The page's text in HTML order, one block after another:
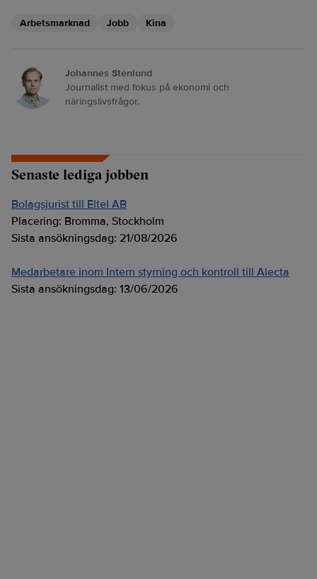
Arbetsmarknad Jobb Kina
Johannes Stenlund
Journalist med fokus på ekonomi och
näringslivsfrågor.
Senaste lediga jobben
Bolagsjurist till Eltel AB
Placering: Bromma, Stockholm
Sista ansökningsdag: 21/08/2026
Medarbetare inom Intern styrning och kontroll till Alecta
Sista ansökningsdag: 13/06/2026